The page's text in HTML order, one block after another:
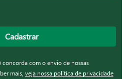
Cadastrar
com o envio de nossas
mais, veja nossa política de privacidade